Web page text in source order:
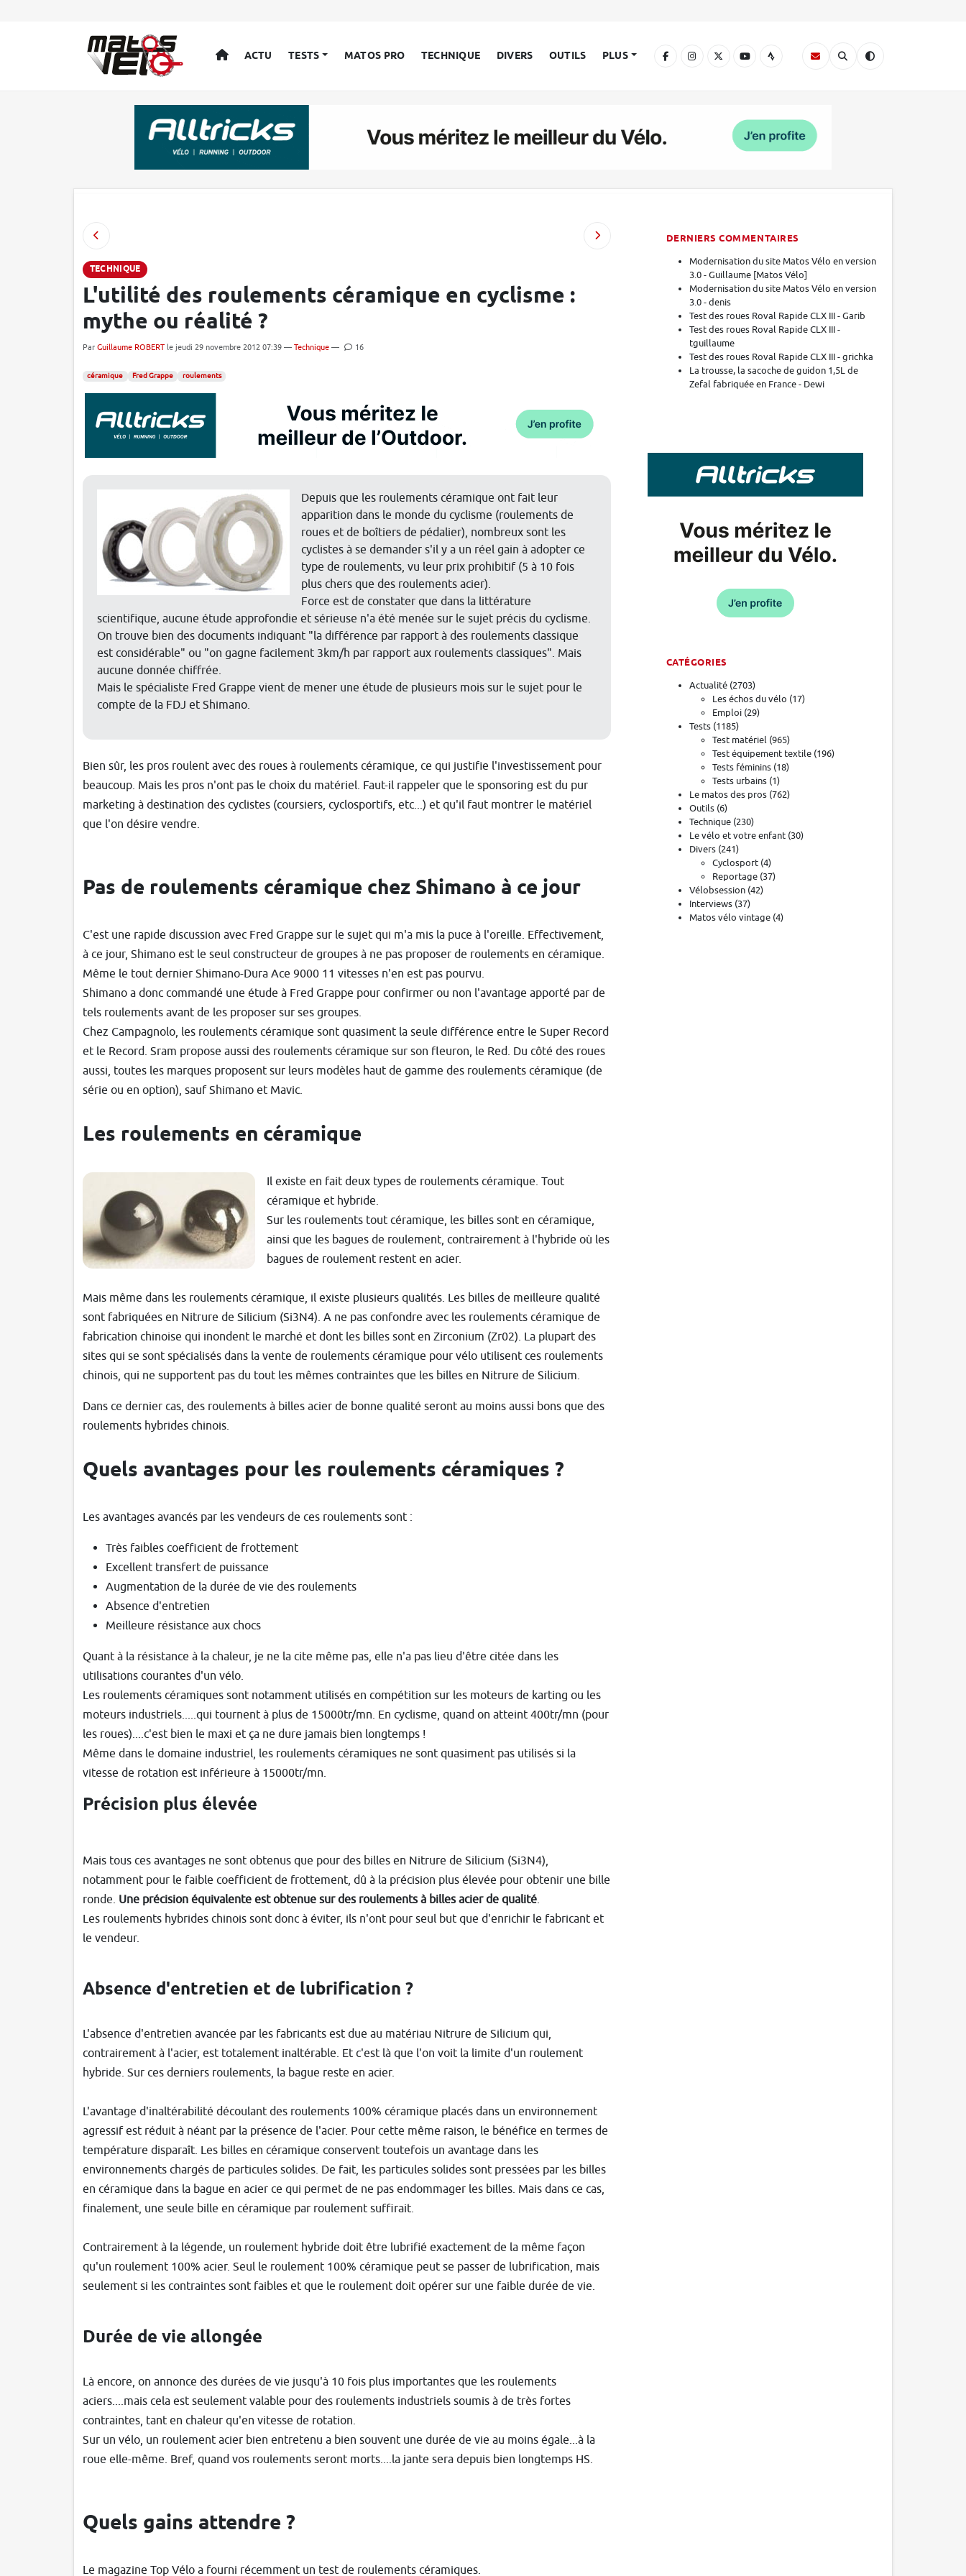
ACCUEIL
ACTU TESTS MATOS PRO TECHNIQUE DIVERS OUTILS PLUS
TECHNIQUE
L'utilité des roulements céramique en cyclisme :
mythe ou réalité ?
Par Guillaume ROBERT le jeudi 29 novembre 2012 07:39 — Technique — 16
céramique Fred Grappe roulements
Depuis que les roulements céramique ont fait leur
apparition dans le monde du cyclisme (roulements de
roues et de boîtiers de pédalier), nombreux sont les
cyclistes à se demander s'il y a un réel gain à adopter ce
type de roulements, vu leur prix prohibitif (5 à 10 fois
plus chers que des roulements acier).
Force est de constater que dans la littérature
scientifique, aucune étude approfondie et sérieuse n'a été menée sur le sujet précis du cyclisme.
On trouve bien des documents indiquant "la différence par rapport à des roulements classique
est considérable" ou "on gagne facilement 3km/h par rapport aux roulements classiques". Mais
aucune donnée chiffrée.
Mais le spécialiste Fred Grappe vient de mener une étude de plusieurs mois sur le sujet pour le
compte de la FDJ et Shimano.
Bien sûr, les pros roulent avec des roues à roulements céramique, ce qui justifie l'investissement pour
beaucoup. Mais les pros n'ont pas le choix du matériel. Faut-il rappeler que le sponsoring est du pur
marketing à destination des cyclistes (coursiers, cyclosportifs, etc...) et qu'il faut montrer le matériel
que l'on désire vendre.
Pas de roulements céramique chez Shimano à ce jour
C'est une rapide discussion avec Fred Grappe sur le sujet qui m'a mis la puce à l'oreille. Effectivement,
à ce jour, Shimano est le seul constructeur de groupes à ne pas proposer de roulements en céramique.
Même le tout dernier Shimano-Dura Ace 9000 11 vitesses n'en est pas pourvu.
Shimano a donc commandé une étude à Fred Grappe pour confirmer ou non l'avantage apporté par de
tels roulements avant de les proposer sur ses groupes.
Chez Campagnolo, les roulements céramique sont quasiment la seule différence entre le Super Record
et le Record. Sram propose aussi des roulements céramique sur son fleuron, le Red. Du côté des roues
aussi, toutes les marques proposent sur leurs modèles haut de gamme des roulements céramique (de
série ou en option), sauf Shimano et Mavic.
Les roulements en céramique
Il existe en fait deux types de roulements céramique. Tout
céramique et hybride.
Sur les roulements tout céramique, les billes sont en céramique,
ainsi que les bagues de roulement, contrairement à l'hybride où les
bagues de roulement restent en acier.
Mais même dans les roulements céramique, il existe plusieurs qualités. Les billes de meilleure qualité
sont fabriquées en Nitrure de Silicium (Si3N4). A ne pas confondre avec les roulements céramique de
fabrication chinoise qui inondent le marché et dont les billes sont en Zirconium (Zr02). La plupart des
sites qui se sont spécialisés dans la vente de roulements céramique pour vélo utilisent ces roulements
chinois, qui ne supportent pas du tout les mêmes contraintes que les billes en Nitrure de Silicium.
Dans ce dernier cas, des roulements à billes acier de bonne qualité seront au moins aussi bons que des
roulements hybrides chinois.
Quels avantages pour les roulements céramiques ?
Les avantages avancés par les vendeurs de ces roulements sont :
Très faibles coefficient de frottement
Excellent transfert de puissance
Augmentation de la durée de vie des roulements
Absence d'entretien
Meilleure résistance aux chocs
Quant à la résistance à la chaleur, je ne la cite même pas, elle n'a pas lieu d'être citée dans les
utilisations courantes d'un vélo.
Les roulements céramiques sont notamment utilisés en compétition sur les moteurs de karting ou les
moteurs industriels.....qui tournent à plus de 15000tr/mn. En cyclisme, quand on atteint 400tr/mn (pour
les roues)....c'est bien le maxi et ça ne dure jamais bien longtemps !
Même dans le domaine industriel, les roulements céramiques ne sont quasiment pas utilisés si la
vitesse de rotation est inférieure à 15000tr/mn.
Précision plus élevée
Mais tous ces avantages ne sont obtenus que pour des billes en Nitrure de Silicium (Si3N4),
notamment pour le faible coefficient de frottement, dû à la précision plus élevée pour obtenir une bille
ronde. Une précision équivalente est obtenue sur des roulements à billes acier de qualité.
Les roulements hybrides chinois sont donc à éviter, ils n'ont pour seul but que d'enrichir le fabricant et
le vendeur.
Absence d'entretien et de lubrification ?
L'absence d'entretien avancée par les fabricants est due au matériau Nitrure de Silicium qui,
contrairement à l'acier, est totalement inaltérable. Et c'est là que l'on voit la limite d'un roulement
hybride. Sur ces derniers roulements, la bague reste en acier.
L'avantage d'inaltérabilité découlant des roulements 100% céramique placés dans un environnement
agressif est réduit à néant par la présence de l'acier. Pour cette même raison, le bénéfice en termes de
température disparaît. Les billes en céramique conservent toutefois un avantage dans les
environnements chargés de particules solides. De fait, les particules solides sont pressées par les billes
en céramique dans la bague en acier ce qui permet de ne pas endommager les billes. Mais dans ce cas,
finalement, une seule bille en céramique par roulement suffirait.
Contrairement à la légende, un roulement hybride doit être lubrifié exactement de la même façon
qu'un roulement 100% acier. Seul le roulement 100% céramique peut se passer de lubrification, mais
seulement si les contraintes sont faibles et que le roulement doit opérer sur une faible durée de vie.
Durée de vie allongée
Là encore, on annonce des durées de vie jusqu'à 10 fois plus importantes que les roulements
aciers....mais cela est seulement valable pour des roulements industriels soumis à de très fortes
contraintes, tant en chaleur qu'en vitesse de rotation.
Sur un vélo, un roulement acier bien entretenu a bien souvent une durée de vie au moins égale...à la
roue elle-même. Bref, quand vos roulements seront morts....la jante sera depuis bien longtemps HS.
Quels gains attendre ?
Le magazine Top Vélo a fourni récemment un test de roulements céramiques.
DERNIERS COMMENTAIRES
Modernisation du site Matos Vélo en version
3.0 - Guillaume [Matos Vélo]
Modernisation du site Matos Vélo en version
3.0 - denis
Test des roues Roval Rapide CLX III - Garib
Test des roues Roval Rapide CLX III -
tguillaume
Test des roues Roval Rapide CLX III - grichka
La trousse, la sacoche de guidon 1,5L de
Zefal fabriquée en France - Dewi
CATÉGORIES
Actualité (2703)
Les échos du vélo (17)
Emploi (29)
Tests (1185)
Test matériel (965)
Test équipement textile (196)
Tests féminins (18)
Tests urbains (1)
Le matos des pros (762)
Outils (6)
Technique (230)
Le vélo et votre enfant (30)
Divers (241)
Cyclosport (4)
Reportage (37)
Vélobsession (42)
Interviews (37)
Matos vélo vintage (4)